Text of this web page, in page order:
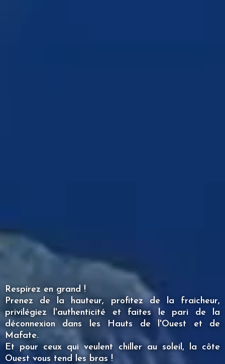
Respirez en grand !
Prenez de la hauteur, profitez de la fraicheur,
privilégiez l'authenticité et faites le pari de la
déconnexion dans les Hauts de l'Ouest et de
Mafate.
Et pour ceux qui veulent chiller au soleil, la côte
Ouest vous tend les bras !